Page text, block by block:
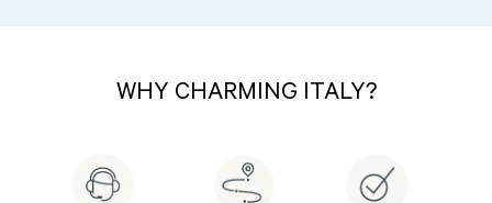
WHY CHARMING ITALY?